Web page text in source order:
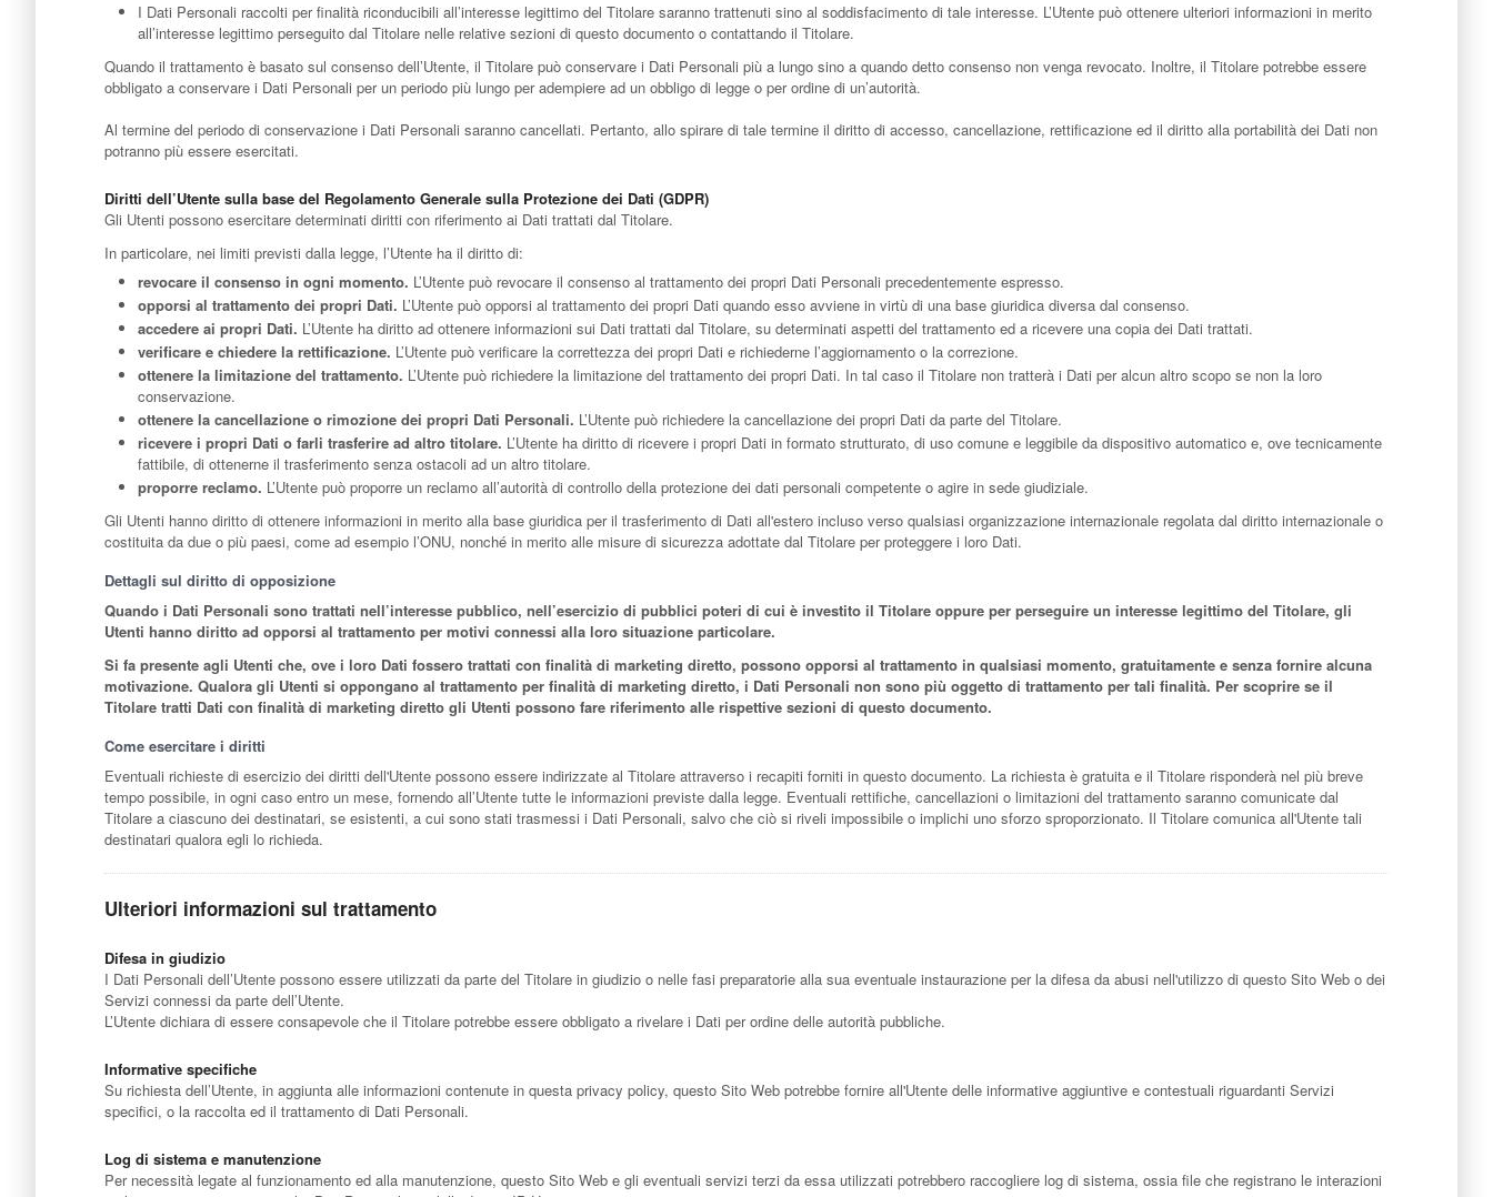
I Dati Personali raccolti per finalità riconducibili all’interesse legittimo del Titolare saranno trattenuti sino al soddisfacimento di tale interesse. L’Utente può ottenere ulteriori informazioni in merito
all’interesse legittimo perseguito dal Titolare nelle relative sezioni di questo documento o contattando il Titolare.
Quando il trattamento è basato sul consenso dell’Utente, il Titolare può conservare i Dati Personali più a lungo sino a quando detto consenso non venga revocato. Inoltre, il Titolare potrebbe essere
obbligato a conservare i Dati Personali per un periodo più lungo per adempiere ad un obbligo di legge o per ordine di un’autorità.
Al termine del periodo di conservazione i Dati Personali saranno cancellati. Pertanto, allo spirare di tale termine il diritto di accesso, cancellazione, rettificazione ed il diritto alla portabilità dei Dati non
potranno più essere esercitati.
Diritti dell’Utente sulla base del Regolamento Generale sulla Protezione dei Dati (GDPR)
Gli Utenti possono esercitare determinati diritti con riferimento ai Dati trattati dal Titolare.
In particolare, nei limiti previsti dalla legge, l’Utente ha il diritto di:
revocare il consenso in ogni momento. L’Utente può revocare il consenso al trattamento dei propri Dati Personali precedentemente espresso.
opporsi al trattamento dei propri Dati. L’Utente può opporsi al trattamento dei propri Dati quando esso avviene in virtù di una base giuridica diversa dal consenso.
accedere ai propri Dati. L’Utente ha diritto ad ottenere informazioni sui Dati trattati dal Titolare, su determinati aspetti del trattamento ed a ricevere una copia dei Dati trattati.
verificare e chiedere la rettificazione. L’Utente può verificare la correttezza dei propri Dati e richiederne l’aggiornamento o la correzione.
ottenere la limitazione del trattamento. L’Utente può richiedere la limitazione del trattamento dei propri Dati. In tal caso il Titolare non tratterà i Dati per alcun altro scopo se non la loro
conservazione.
ottenere la cancellazione o rimozione dei propri Dati Personali. L’Utente può richiedere la cancellazione dei propri Dati da parte del Titolare.
ricevere i propri Dati o farli trasferire ad altro titolare. L’Utente ha diritto di ricevere i propri Dati in formato strutturato, di uso comune e leggibile da dispositivo automatico e, ove tecnicamente
fattibile, di ottenerne il trasferimento senza ostacoli ad un altro titolare.
proporre reclamo. L’Utente può proporre un reclamo all’autorità di controllo della protezione dei dati personali competente o agire in sede giudiziale.
Gli Utenti hanno diritto di ottenere informazioni in merito alla base giuridica per il trasferimento di Dati all'estero incluso verso qualsiasi organizzazione internazionale regolata dal diritto internazionale o
costituita da due o più paesi, come ad esempio l’ONU, nonché in merito alle misure di sicurezza adottate dal Titolare per proteggere i loro Dati.
Dettagli sul diritto di opposizione
Quando i Dati Personali sono trattati nell’interesse pubblico, nell’esercizio di pubblici poteri di cui è investito il Titolare oppure per perseguire un interesse legittimo del Titolare, gli
Utenti hanno diritto ad opporsi al trattamento per motivi connessi alla loro situazione particolare.
Si fa presente agli Utenti che, ove i loro Dati fossero trattati con finalità di marketing diretto, possono opporsi al trattamento in qualsiasi momento, gratuitamente e senza fornire alcuna
motivazione. Qualora gli Utenti si oppongano al trattamento per finalità di marketing diretto, i Dati Personali non sono più oggetto di trattamento per tali finalità. Per scoprire se il
Titolare tratti Dati con finalità di marketing diretto gli Utenti possono fare riferimento alle rispettive sezioni di questo documento.
Come esercitare i diritti
Eventuali richieste di esercizio dei diritti dell'Utente possono essere indirizzate al Titolare attraverso i recapiti forniti in questo documento. La richiesta è gratuita e il Titolare risponderà nel più breve
tempo possibile, in ogni caso entro un mese, fornendo all’Utente tutte le informazioni previste dalla legge. Eventuali rettifiche, cancellazioni o limitazioni del trattamento saranno comunicate dal
Titolare a ciascuno dei destinatari, se esistenti, a cui sono stati trasmessi i Dati Personali, salvo che ciò si riveli impossibile o implichi uno sforzo sproporzionato. Il Titolare comunica all'Utente tali
destinatari qualora egli lo richieda.
Ulteriori informazioni sul trattamento
Difesa in giudizio
I Dati Personali dell’Utente possono essere utilizzati da parte del Titolare in giudizio o nelle fasi preparatorie alla sua eventuale instaurazione per la difesa da abusi nell'utilizzo di questo Sito Web o dei
Servizi connessi da parte dell’Utente.
L’Utente dichiara di essere consapevole che il Titolare potrebbe essere obbligato a rivelare i Dati per ordine delle autorità pubbliche.
Informative specifiche
Su richiesta dell’Utente, in aggiunta alle informazioni contenute in questa privacy policy, questo Sito Web potrebbe fornire all'Utente delle informative aggiuntive e contestuali riguardanti Servizi
specifici, o la raccolta ed il trattamento di Dati Personali.
Log di sistema e manutenzione
Per necessità legate al funzionamento ed alla manutenzione, questo Sito Web e gli eventuali servizi terzi da essa utilizzati potrebbero raccogliere log di sistema, ossia file che registrano le interazioni